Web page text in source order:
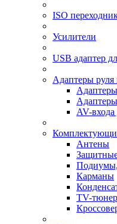
ISO
Усилители
USB адаптер
Адаптеры руля
AV-
Антены
Подиумы,
Карманы
TV-